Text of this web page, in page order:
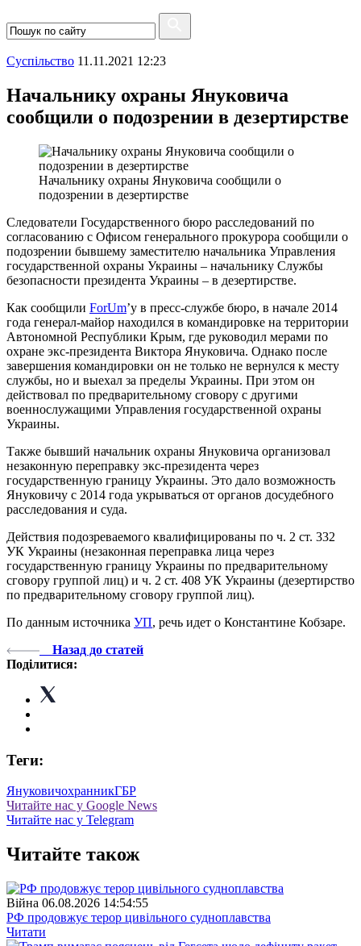
Суспiльство 11.11.2021 12:23
Начальнику охраны Януковича
сообщили о подозрении в дезертирстве
Начальнику охраны Януковича сообщили о
подозрении в дезертирстве
Следователи Государственного бюро расследований по
согласованию с Офисом генерального прокурора сообщили о
подозрении бывшему заместителю начальника Управления
государственной охраны Украины – начальнику Службы
безопасности президента Украины – в дезертирстве.
Как сообщили ForUm’у в пресс-службе бюро, в начале 2014
года генерал-майор находился в командировке на территории
Автономной Республики Крым, где руководил мерами по
охране экс-президента Виктора Януковича. Однако после
завершения командировки он не только не вернулся к месту
службы, но и выехал за пределы Украины. При этом он
действовал по предварительному сговору с другими
военнослужащими Управления государственной охраны
Украины.
Также бывший начальник охраны Януковича организовал
незаконную переправку экс-президента через
государственную границу Украины. Это дало возможность
Януковичу с 2014 года укрываться от органов досудебного
расследования и суда.
Действия подозреваемого квалифицированы по ч. 2 ст. 332
УК Украины (незаконная переправка лица через
государственную границу Украины по предварительному
сговору группой лиц) и ч. 2 ст. 408 УК Украины (дезертирство
по предварительному сговору группой лиц).
По данным источника УП, речь идет о Константине Кобзаре.
Назад до статей
Поділитися:
Теги:
ЯнуковичохранникГБР
Читайте нас у Google News
Читайте нас у Telegram
Читайте також
Війна 06.08.2026 14:54:55
РФ продовжує терор цивільного судноплавства
Читати